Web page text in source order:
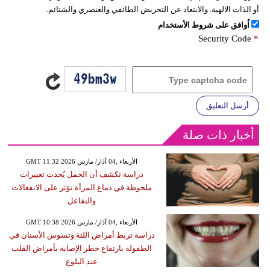
أو الذات الالهية. والابتعاد عن التحريض الطائفي والعنصري والشتائم.
اُوافق على شروط الأستخدام
Security Code *
أرسل التعليق
أخبار ذات صلة
GMT 11:32 2026 الأربعاء ,04 آذار/ مارس
دراسة تكشف أن الحمل يُحدث تغييرات
ملحوظة في دماغ المرأة تؤثر على الانفعالات
والتفاعل
GMT 10:38 2026 الأربعاء ,04 آذار/ مارس
دراسة تربط أمراض اللثة وتسوس الأسنان في
الطفولة بارتفاع خطر الإصابة بأمراض القلب
عند البلوغ